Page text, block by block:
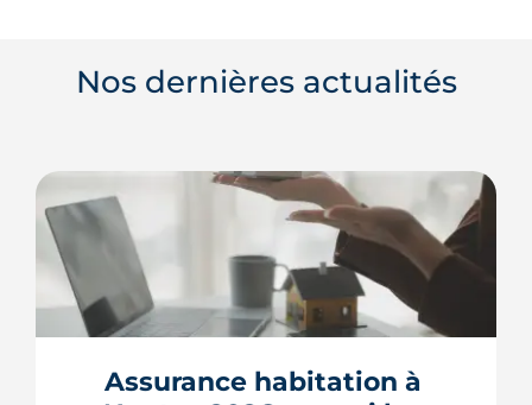
Nos dernières actualités
Assurance habitation à